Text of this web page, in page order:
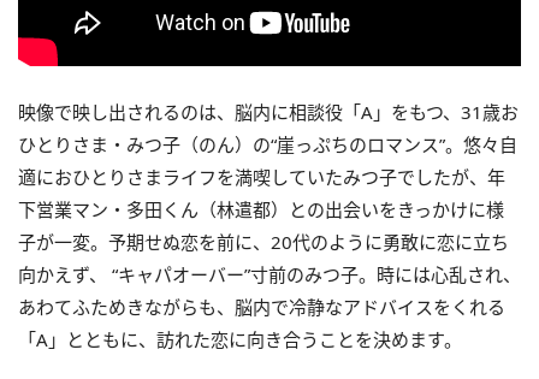
映像で映し出されるのは、脳内に相談役「A」をもつ、31歳お
ひとりさま・みつ子（のん）の“崖っぷちのロマンス”。悠々自
適におひとりさまライフを満喫していたみつ子でしたが、年
下営業マン・多田くん（林遣都）との出会いをきっかけに様
子が一変。予期せぬ恋を前に、20代のように勇敢に恋に立ち
向かえず、 “キャパオーバー”寸前のみつ子。時には心乱され、
あわてふためきながらも、脳内で冷静なアドバイスをくれる
「A」とともに、訪れた恋に向き合うことを決めます。